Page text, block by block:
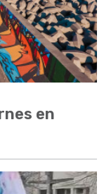
en